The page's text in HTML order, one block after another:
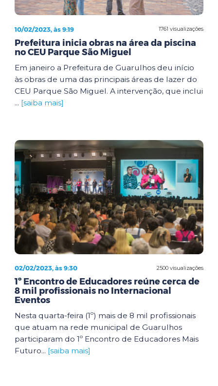
1761 visualizações
10/02/2023, às 9:19
Prefeitura inicia obras na área da piscina
no CEU Parque São Miguel
Em janeiro a Prefeitura de Guarulhos deu início
às obras de uma das principais áreas de lazer do
CEU Parque São Miguel. A intervenção, que inclui
... [saiba mais]
2500 visualizações
02/02/2023, às 9:30
1º Encontro de Educadores reúne cerca de
8 mil profissionais no Internacional
Eventos
Nesta quarta-feira (1º) mais de 8 mil profissionais
que atuam na rede municipal de Guarulhos
participaram do 1º Encontro de Educadores Mais
Futuro... [saiba mais]